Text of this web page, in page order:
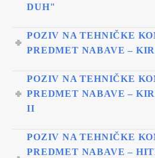
DUH"
POZIV NA TEHNIČKE
PREDMET NABAVE –
POZIV NA TEHNIČKE
PREDMET NABAVE –
II
POZIV NA TEHNIČKE
PREDMET NABAVE –